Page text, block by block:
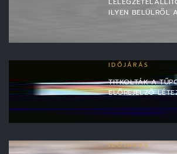
ILYEN BELÜLRŐL
IDŐJÁRÁS
TITKOLTÁK A
ELŐREJELZŐ
IDŐJÁRÁS